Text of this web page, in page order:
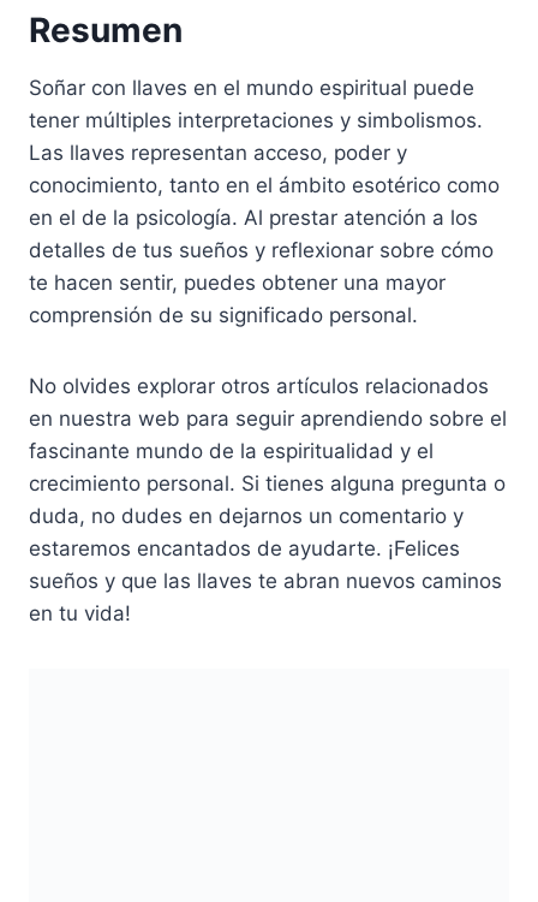
Resumen
Soñar con llaves en el mundo espiritual puede
tener múltiples interpretaciones y simbolismos.
Las llaves representan acceso, poder y
conocimiento, tanto en el ámbito esotérico como
en el de la psicología. Al prestar atención a los
detalles de tus sueños y reflexionar sobre cómo
te hacen sentir, puedes obtener una mayor
comprensión de su significado personal.
No olvides explorar otros artículos relacionados
en nuestra web para seguir aprendiendo sobre el
fascinante mundo de la espiritualidad y el
crecimiento personal. Si tienes alguna pregunta o
duda, no dudes en dejarnos un comentario y
estaremos encantados de ayudarte. ¡Felices
sueños y que las llaves te abran nuevos caminos
en tu vida!